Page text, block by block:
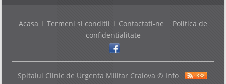
Acasa Termeni si conditii Contactati-ne
Politica de
confidentialitate
Spitalul Clinic de Urgenta Militar Craiova © Info